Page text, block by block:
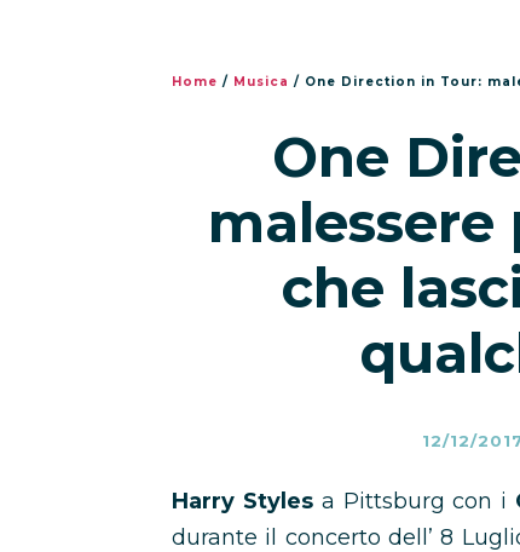
Home / Musica / One Direction in Tour:
One
malessere
che
12/12/
Harry Stylesa Pittsburg con i
durante il concerto dell’ 8